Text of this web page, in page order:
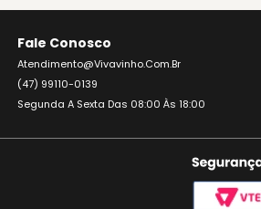
Fale Conosco
Atendimento@vivavinho.com.br
(47) 99110-0139
Segunda A Sexta Das 08:00 Às 18:00